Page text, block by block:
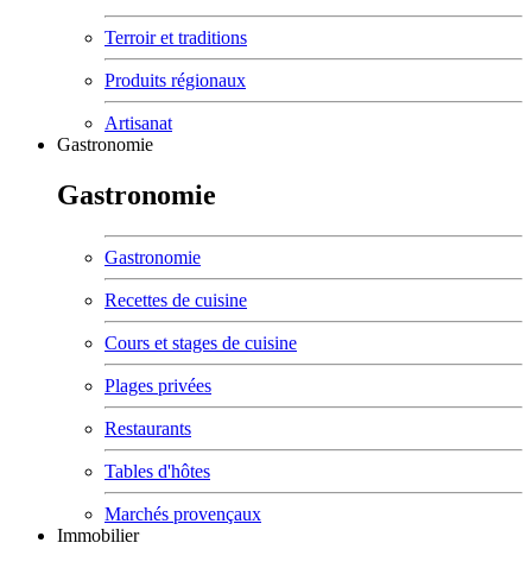
Terroir et traditions
Produits régionaux
Artisanat
Gastronomie
Gastronomie
Gastronomie
Recettes de cuisine
Cours et stages de cuisine
Plages privées
Restaurants
Tables d'hôtes
Marchés provençaux
Immobilier